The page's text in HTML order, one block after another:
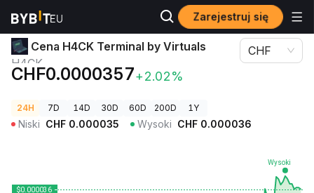
Zarejestruj się
Ceny kryptowalut Cena H4CK Terminal by Virtuals H4CK
Cena H4CK Terminal by Virtuals
H4CK
CHF0.0000357+2.02%
CHF
24H 7D 14D 30D 60D 200D 1Y
Niski CHF 0.000035 Wysoki CHF 0.000036